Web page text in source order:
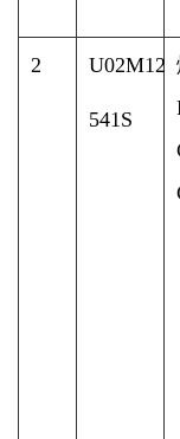
2 U02M12
541S